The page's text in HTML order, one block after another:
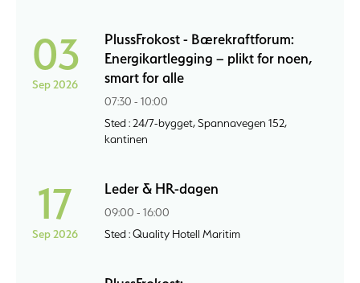
03
Sep 2026
PlussFrokost - Bærekraftforum:
Energikartlegging – plikt for noen,
smart for alle
07:30 - 10:00
Sted : 24/7-bygget, Spannavegen 152,
kantinen
17
Sep 2026
Leder & HR-dagen
09:00 - 16:00
Sted : Quality Hotell Maritim